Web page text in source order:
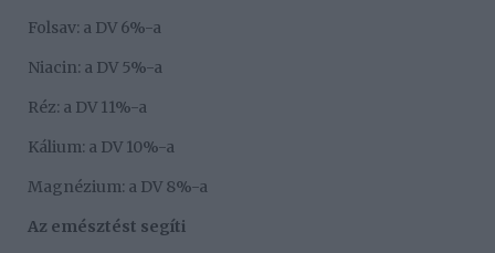
Folsav: a DV 6%-a
Niacin: a DV 5%-a
Réz: a DV 11%-a
Kálium: a DV 10%-a
Magnézium: a DV 8%-a
Az emésztést segíti